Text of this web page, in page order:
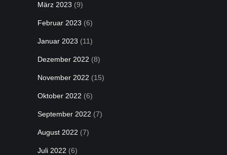
März 2023 (9)
Februar 2023 (6)
Januar 2023 (11)
Dezember 2022 (8)
November 2022 (15)
Oktober 2022 (6)
September 2022 (7)
August 2022 (7)
Juli 2022 (6)